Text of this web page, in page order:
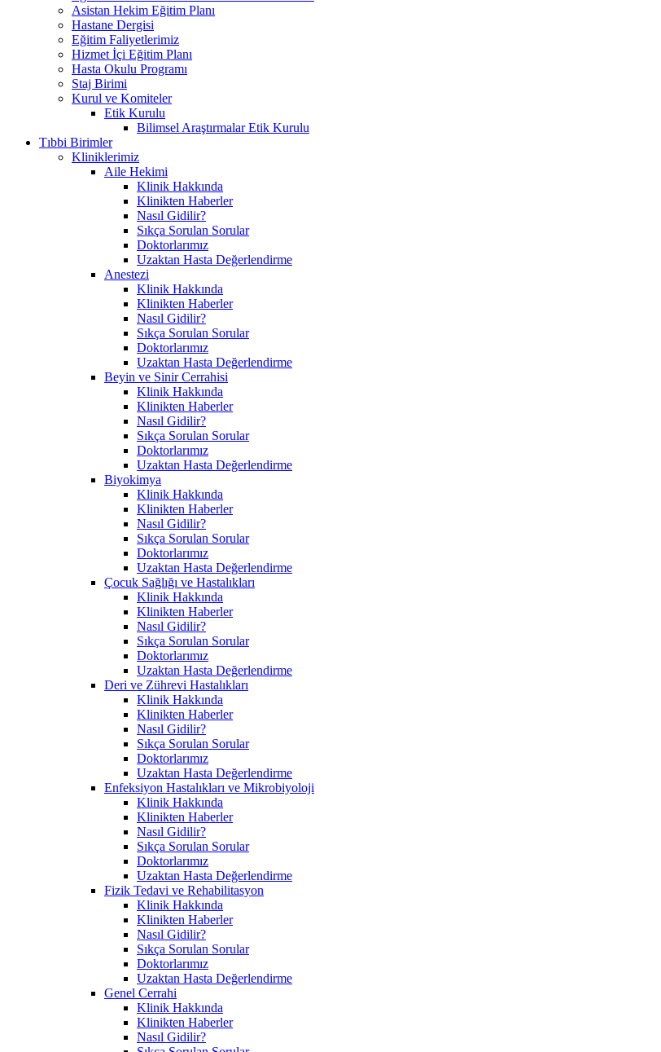
Asistan Hekim Eğitim Planı
Hastane Dergisi
Eğitim Faliyetlerimiz
Hizmet İçi Eğitim Planı
Hasta Okulu Programı
Staj Birimi
Kurul ve Komiteler
Etik Kurulu
Bilimsel Araştırmalar Etik Kurulu
Tıbbi Birimler
Kliniklerimiz
Aile Hekimi
Klinik Hakkında
Klinikten Haberler
Nasıl Gidilir?
Sıkça Sorulan Sorular
Doktorlarımız
Uzaktan Hasta Değerlendirme
Anestezi
Klinik Hakkında
Klinikten Haberler
Nasıl Gidilir?
Sıkça Sorulan Sorular
Doktorlarımız
Uzaktan Hasta Değerlendirme
Beyin ve Sinir Cerrahisi
Klinik Hakkında
Klinikten Haberler
Nasıl Gidilir?
Sıkça Sorulan Sorular
Doktorlarımız
Uzaktan Hasta Değerlendirme
Biyokimya
Klinik Hakkında
Klinikten Haberler
Nasıl Gidilir?
Sıkça Sorulan Sorular
Doktorlarımız
Uzaktan Hasta Değerlendirme
Çocuk Sağlığı ve Hastalıkları
Klinik Hakkında
Klinikten Haberler
Nasıl Gidilir?
Sıkça Sorulan Sorular
Doktorlarımız
Uzaktan Hasta Değerlendirme
Deri ve Zührevi Hastalıkları
Klinik Hakkında
Klinikten Haberler
Nasıl Gidilir?
Sıkça Sorulan Sorular
Doktorlarımız
Uzaktan Hasta Değerlendirme
Enfeksiyon Hastalıkları ve Mikrobiyoloji
Klinik Hakkında
Klinikten Haberler
Nasıl Gidilir?
Sıkça Sorulan Sorular
Doktorlarımız
Uzaktan Hasta Değerlendirme
Fizik Tedavi ve Rehabilitasyon
Klinik Hakkında
Klinikten Haberler
Nasıl Gidilir?
Sıkça Sorulan Sorular
Doktorlarımız
Uzaktan Hasta Değerlendirme
Genel Cerrahi
Klinik Hakkında
Klinikten Haberler
Nasıl Gidilir?